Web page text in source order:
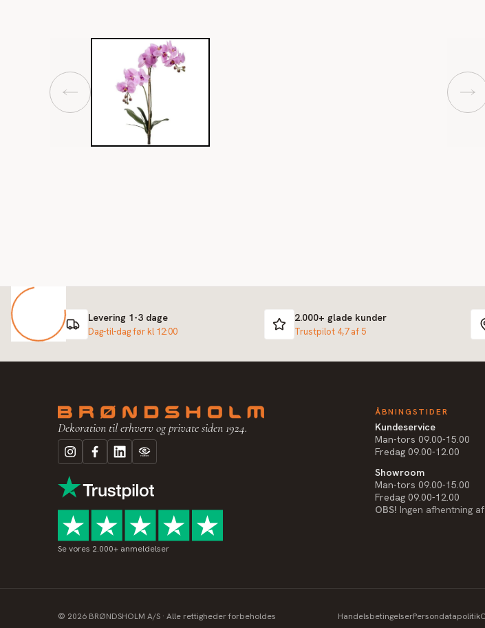
Levering 1-3 dage
Dag-til-dag før kl 12:00
2.000+ glade kunder
Trustpilot 4,7 af 5
Dekoration til erhverv og private siden 1924.
Se vores 2.000+ anmeldelser
ÅBNINGSTIDER
Kundeservice
Man-tors 09.00-15.00
Fredag 09.00-12.00
Showroom
Man-tors 09.00-15.00
Fredag 09.00-12.00
OBS! Ingen afhentning
© 2026 BRØNDSHOLM A/S · Alle rettigheder forbeholdes HandelsbetingelserPersondatapolitik